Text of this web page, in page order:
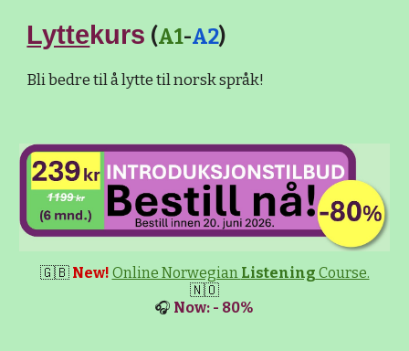
Lyttekurs (A1-A2)
Bli bedre til å lytte til norsk språk!
🇬🇧 New! Online Norwegian Listening Course.
🇳🇴
🎧 Now: - 80%